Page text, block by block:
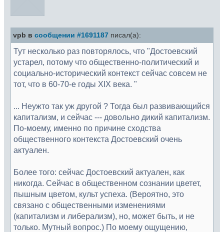
vpb в сообщении #1691187 писал(а):
Тут несколько раз повторялось, что "Достоевский
устарел, потому что общественно-политический и
социально-исторический контекст сейчас совсем не
тот, что в 60-70-е годы XIX века. "
... Неужто так уж другой ? Тогда был развивающийся
капитализм, и сейчас --- довольно дикий капитализм.
По-моему, именно по причине сходства
общественного контекста Достоевский очень
актуален.
Более того: сейчас Достоевский актуален, как
никогда. Сейчас в общественном сознании цветет,
пышным цветом, культ успеха. (Вероятно, это
связано с общественными изменениями
(капитализм и либерализм), но, может быть, и не
только. Мутный вопрос.) По моему ощущению,